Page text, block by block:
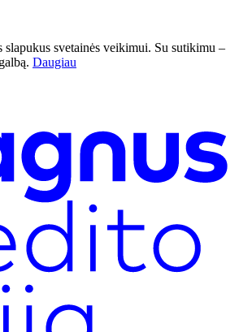
slapukus svetainės veikimui. Su sutikimu –
Daugiau